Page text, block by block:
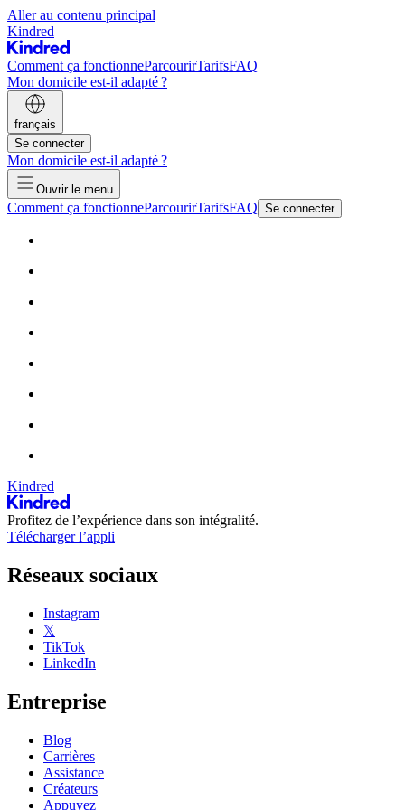
Aller au contenu principal
Kindred
Comment ça fonctionneParcourirTarifsFAQ
Mon domicile est-il adapté ?
français
Se connecter
Mon domicile est-il adapté ?
Ouvrir le menu
Comment ça fonctionneParcourirTarifsFAQ Se connecter
Kindred
Profitez de l’expérience dans son intégralité.
Télécharger l’appli
Réseaux sociaux
Instagram
𝕏
TikTok
LinkedIn
Entreprise
Blog
Carrières
Assistance
Créateurs
Appuyez